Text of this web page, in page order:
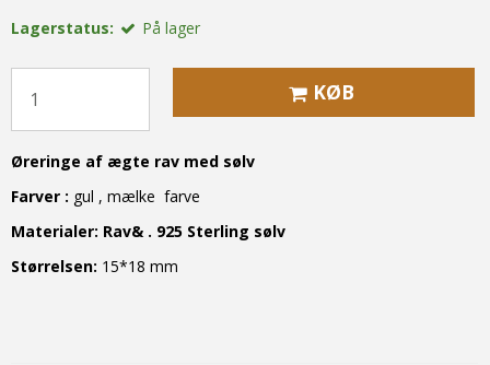
Lagerstatus: På lager
KØB
Øreringe af ægte rav med sølv
Farver : gul , mælke farve
Materialer: Rav& . 925 Sterling sølv
Størrelsen: 15*18 mm